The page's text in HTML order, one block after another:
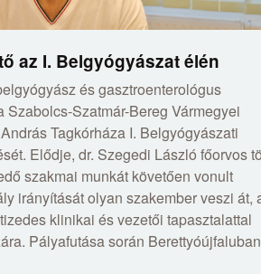
az I. Belgyógyászat élén
és gasztroenterológus
Szabolcs-Szatmár-Bereg Vármegyei
Tagkórháza I. Belgyógyászati
Elődje, dr. Szegedi László főorvos
szakmai munkát követően vonult
irányítását olyan szakember veszi át,
klinikai és vezetői tapasztalattal
Pályafutása során